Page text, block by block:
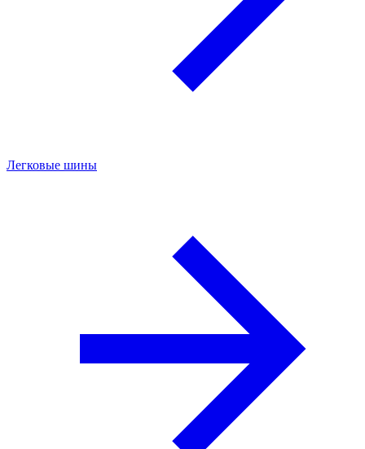
Легковые шины